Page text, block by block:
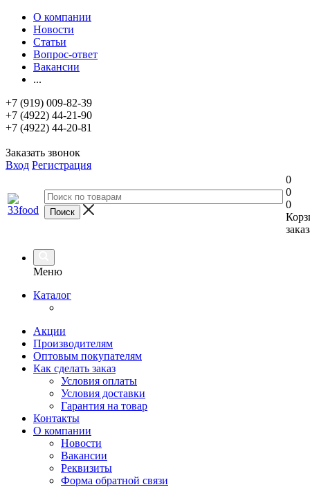
О компании
Новости
Статьи
Вопрос-ответ
Вакансии
...
+7 (919) 009-82-39
+7 (4922) 44-21-90
+7 (4922) 44-20-81
Заказать звонок
Вход Регистрация
0
0
0
Меню
Каталог
Акции
Производителям
Оптовым покупателям
Как сделать заказ
Условия оплаты
Условия доставки
Гарантия на товар
Контакты
О компании
Новости
Вакансии
Реквизиты
Форма обратной связи